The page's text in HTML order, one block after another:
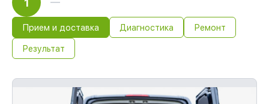
Прием и доставка Диагностика Ремонт
Результат